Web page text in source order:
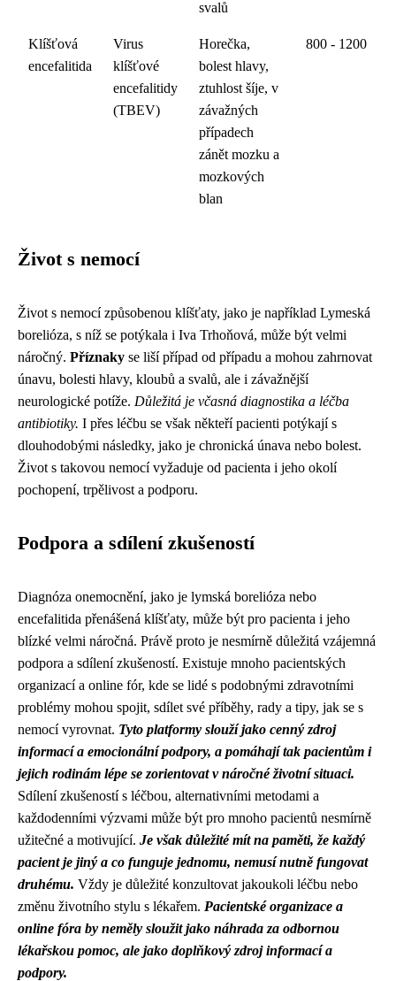
svalů
Klíšťová
encefalitida
Virus
klíšťové
encefalitidy
(TBEV)
Horečka,
bolest hlavy,
ztuhlost šíje, v
závažných
případech
zánět mozku a
mozkových
blan
800 - 1200
Život s nemocí
Život s nemocí způsobenou klíšťaty, jako je například Lymeská
borelióza, s níž se potýkala i Iva Trhoňová, může být velmi
náročný. Příznaky se liší případ od případu a mohou zahrnovat
únavu, bolesti hlavy, kloubů a svalů, ale i závažnější
neurologické potíže. Důležitá je včasná diagnostika a léčba
antibiotiky. I přes léčbu se však někteří pacienti potýkají s
dlouhodobými následky, jako je chronická únava nebo bolest.
Život s takovou nemocí vyžaduje od pacienta i jeho okolí
pochopení, trpělivost a podporu.
Podpora a sdílení zkušeností
Diagnóza onemocnění, jako je lymská borelióza nebo
encefalitida přenášená klíšťaty, může být pro pacienta i jeho
blízké velmi náročná. Právě proto je nesmírně důležitá vzájemná
podpora a sdílení zkušeností. Existuje mnoho pacientských
organizací a online fór, kde se lidé s podobnými zdravotními
problémy mohou spojit, sdílet své příběhy, rady a tipy, jak se s
nemocí vyrovnat. Tyto platformy slouží jako cenný zdroj
informací a emocionální podpory, a pomáhají tak pacientům i
jejich rodinám lépe se zorientovat v náročné životní situaci.
Sdílení zkušeností s léčbou, alternativními metodami a
každodenními výzvami může být pro mnoho pacientů nesmírně
užitečné a motivující. Je však důležité mít na paměti, že každý
pacient je jiný a co funguje jednomu, nemusí nutně fungovat
druhému. Vždy je důležité konzultovat jakoukoli léčbu nebo
změnu životního stylu s lékařem. Pacientské organizace a
online fóra by neměly sloužit jako náhrada za odbornou
lékařskou pomoc, ale jako doplňkový zdroj informací a
podpory.